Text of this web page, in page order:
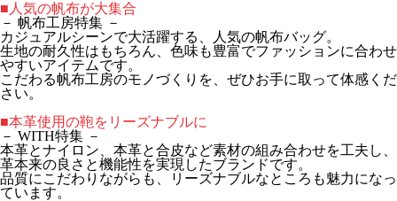
■人気の帆布が大集合
－ 帆布工房特集 －
カジュアルシーンで大活躍する、人気の帆布バッグ。
生地の耐久性はもちろん、色味も豊富でファッションに合わせ
やすいアイテムです。
こだわる帆布工房のモノづくりを、ぜひお手に取って体感くだ
さい。
■本革使用の鞄をリーズナブルに
－ WITH特集 －
本革とナイロン、本革と合皮など素材の組み合わせを工夫し、
革本来の良さと機能性を実現したブランドです。
品質にこだわりながらも、リーズナブルなところも魅力になっ
ています。